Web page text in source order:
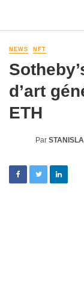
NEWS NFT
d’art
ETH
Par